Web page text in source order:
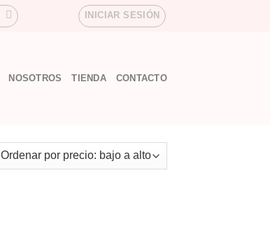
INICIAR SESIÓN
NOSOTROS TIENDA CONTACTO